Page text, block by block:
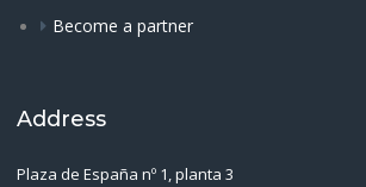
Become a partner
Address
Plaza de España nº 1, planta 3